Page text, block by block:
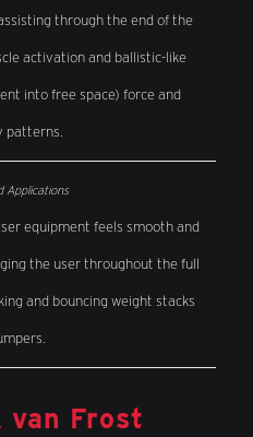
through the end of the
activation and ballistic-like
into free space) force and
patterns.
equipment feels smooth and
the user throughout the full
and bouncing weight stacks
van Frost